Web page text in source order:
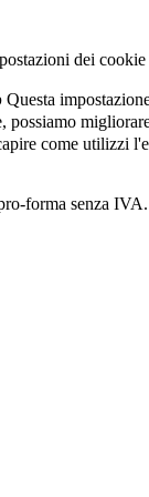
dei
Questa
possiamo
come utilizzi
forma senza IVA.